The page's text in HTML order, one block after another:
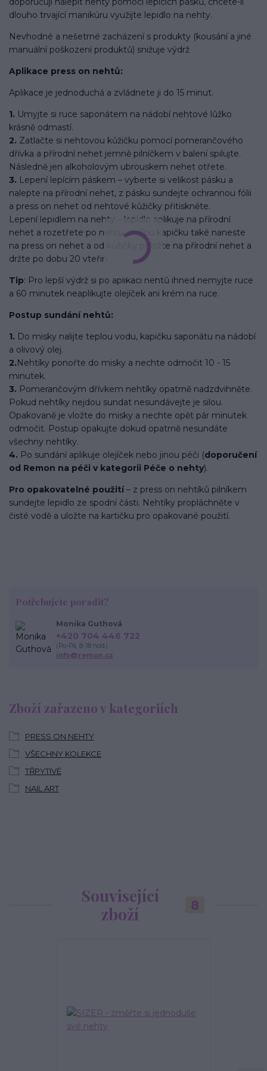
dlouho trvající manikúru využijte lepidlo na nehty.
Nevhodné a nešetrné zacházení s produkty (kousání a jiné
manuální poškození produktů) snižuje výdrž
Aplikace press on nehtů:
Aplikace je jednoduchá a zvládnete ji do 15 minut.
1. Umyjte si ruce saponátem na nádobí nehtové lůžko
krásně odmastí.
2. Zatlačte si nehtovou kůžičku pomocí pomerančového
dřívka a přírodní nehet jemně pilníčkem v balení spilujte.
Následně jen alkoholovým ubrouskem nehet otřete.
3. Lepení lepícím páskem – vyberte si velikost pásku a
nalepte na přírodní nehet, z pásku sundejte ochrannou fólii
a press on nehet od nehtové kůžičky přitiskněte.
Lepení lepidlem na nehty – lepidlo aplikuje na přírodní
nehet a rozetřete po nehtu, malou kapičku také naneste
na press on nehet a od kůžičky přiložte na přírodní nehet a
držte po dobu 20 vteřin.
Tip: Pro lepší výdrž si po aplikaci nehtů ihned nemyjte ruce
a 60 minutek neaplikujte olejíček ani krém na ruce.
Postup sundání nehtů:
1. Do misky nalijte teplou vodu, kapičku saponátu na nádobí
a olivový olej.
2.Nehtíky ponořte do misky a nechte odmočit 10 - 15
minutek.
3. Pomerančovým dřívkem nehtíky opatrně nadzdvihněte.
Pokud nehtíky nejdou sundat nesundávejte je silou.
Opakovaně je vložte do misky a nechte opět pár minutek
odmočit. Postup opakujte dokud opatrně nesundáte
všechny nehtíky.
4. Po sundání aplikuje olejíček nebo jinou péči (doporučení
od Remon na péči v kategorii Péče o nehty).
Pro opakovatelné použití– z press on nehtíků pilníkem
sundejte lepidlo ze spodní části. Nehtíky propláchněte v
čisté vodě a uložte na kartičku pro opakované použití.
Zboží zařazeno v kategoriích
PRESS ON NEHTY
VŠECHNY KOLEKCE
TŘPYTIVÉ
NAIL ART
Potřebujete poradit?
Monika Guthová
+420 704 446 722
(Po-Pá, 8-18 hod.)
info@remon.cz
Související
zboží
8